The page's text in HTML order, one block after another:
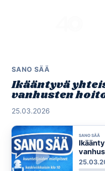
SANO SÄÄ
Ikääntyvä
vanhusten
25.03.2026
SANO SÄÄ